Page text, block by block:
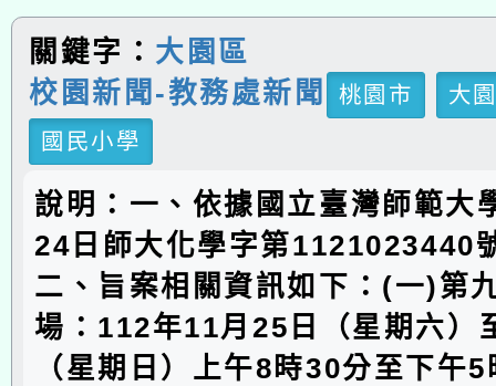
關鍵字： 大園區
校園新聞-教務處新聞
桃園市
大
國民小學
說明：一、依據國立臺灣師範大
24日師大化學字第1121023440
二、旨案相關資訊如下：(一)第
場：112年11月25日（星期六）
（星期日）上午8時30分至下午